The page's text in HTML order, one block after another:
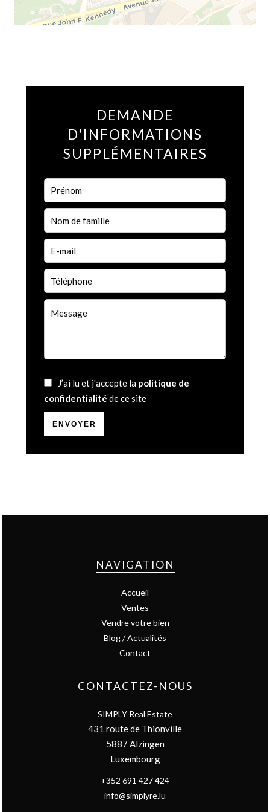
DEMANDE
D'INFORMATIONS
SUPPLÉMENTAIRES
J’ai lu et j'accepte la politique de
confidentialité de ce site
ENVOYER
NAVIGATION
Accueil
Ventes
Vendre votre bien
Blog / Actualités
Contact
CONTACTEZ-NOUS
SIMPLY Real Estate
431 route de Thionville
5887 Alzingen
Luxembourg
+352 691 427 424
info@simplyre.lu